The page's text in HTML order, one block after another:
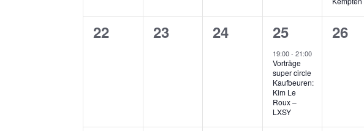
0
22
0
23
0
Veranstaltungen,
24
1
Veranstaltung,
25
19:00- 21:00
Vorträge
super circle
Kaufbeuren:
Kim Le
Roux –
LXSY
0
26